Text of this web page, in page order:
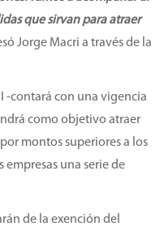
que sirvan para atraer
Jorge Macri a través de la
-contará con una vigencia
como objetivo atraer
montos superiores a los
empresas una serie de
de la exención del